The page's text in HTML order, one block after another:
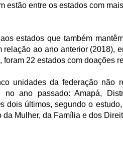
estão entre os estados com
estados que também
relação ao ano anterior (2018),
foram 22 estados com doações
unidades da federação não
no ano passado: Amapá,
dois últimos, segundo o
da Mulher, da Família e dos